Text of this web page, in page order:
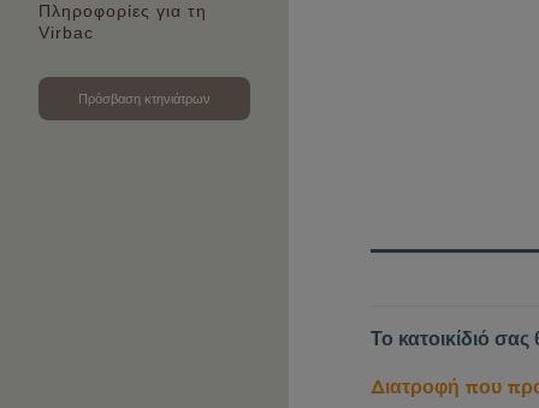
Πληροφορίες για τη
Virbac
Πρόσβαση κτηνιάτρων
Το κατοικίδιό σας
Διατροφή που